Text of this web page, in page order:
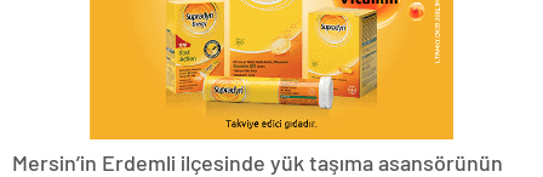
Mersin’in Erdemli ilçesinde yük taşıma asansörünün